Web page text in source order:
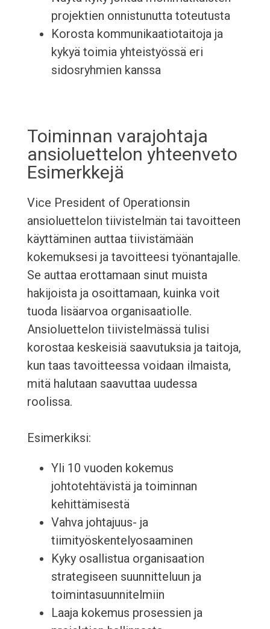
projektien onnistunutta toteutusta
Korosta kommunikaatiotaitoja ja
kykyä toimia yhteistyössä eri
sidosryhmien kanssa
Toiminnan varajohtaja
ansioluettelon yhteenveto
Esimerkkejä
Vice President of Operationsin
ansioluettelon tiivistelmän tai tavoitteen
käyttäminen auttaa tiivistämään
kokemuksesi ja tavoitteesi työnantajalle.
Se auttaa erottamaan sinut muista
hakijoista ja osoittamaan, kuinka voit
tuoda lisäarvoa organisaatiolle.
Ansioluettelon tiivistelmässä tulisi
korostaa keskeisiä saavutuksia ja taitoja,
kun taas tavoitteessa voidaan ilmaista,
mitä halutaan saavuttaa uudessa
roolissa.
Esimerkiksi:
Yli 10 vuoden kokemus
johtotehtävistä ja toiminnan
kehittämisestä
Vahva johtajuus- ja
tiimityöskentelyosaaminen
Kyky osallistua organisaation
strategiseen suunnitteluun ja
toimintasuunnitelmiin
Laaja kokemus prosessien ja